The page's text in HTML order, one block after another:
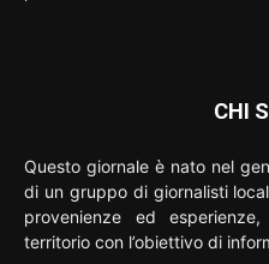
CHI
Questo giornale è nato nel
di un gruppo di giornalisti
provenienze ed
territorio con l’obiettivo di